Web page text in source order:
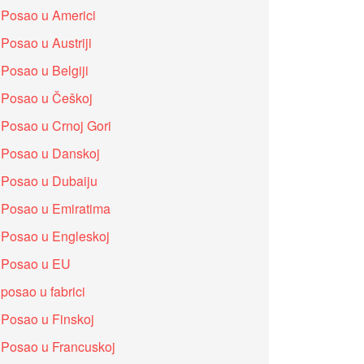
Posao u Americi
Posao u Austriji
Posao u Belgiji
Posao u Češkoj
Posao u Crnoj Gori
Posao u Danskoj
Posao u Dubaiju
Posao u Emiratima
Posao u Engleskoj
Posao u EU
posao u fabrici
Posao u Finskoj
Posao u Francuskoj